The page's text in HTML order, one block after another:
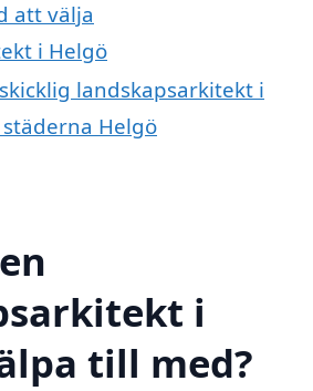
att välja
i Helgö
landskapsarkitekt i
Helgö
i
till med?